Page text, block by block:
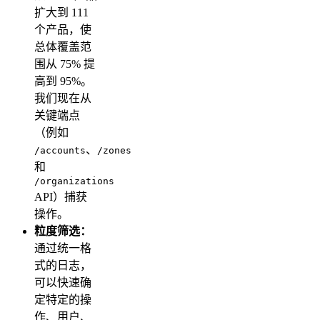
扩大到 111
个产品，使
总体覆盖范
围从 75% 提
高到 95%。
我们现在从
关键端点
（例如
/accounts、 /zones
和
/organizations
API）捕获
操作。
粒度筛选：
通过统一格
式的日志，
可以快速确
定特定的操
作、用户、